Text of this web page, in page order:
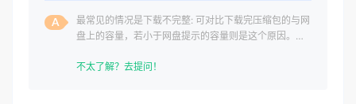
最常见的情况是下载不完整: 可对比下载完压缩包的与网
盘上的容量，若小于网盘提示的容量则是这个原因。这
不太了解？去提问！